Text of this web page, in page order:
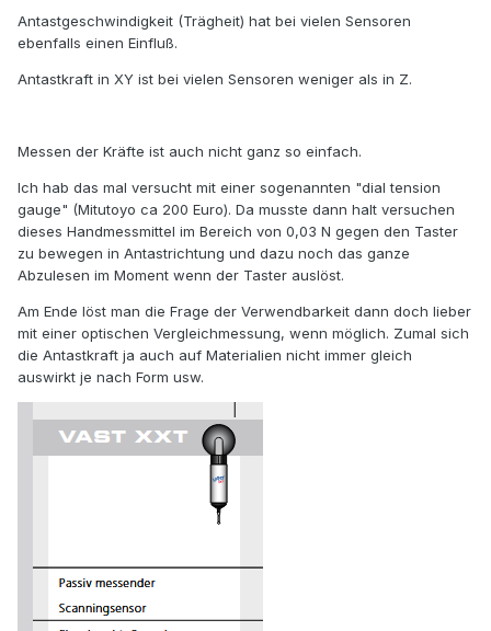
Antastgeschwindigkeit (Trägheit) hat bei vielen Sensoren
ebenfalls einen Einfluß.
Antastkraft in XY ist bei vielen Sensoren weniger als in Z.
Messen der Kräfte ist auch nicht ganz so einfach.
Ich hab das mal versucht mit einer sogenannten "dial tension
gauge" (Mitutoyo ca 200 Euro). Da musste dann halt versuchen
dieses Handmessmittel im Bereich von 0,03 N gegen den Taster
zu bewegen in Antastrichtung und dazu noch das ganze
Abzulesen im Moment wenn der Taster auslöst.
Am Ende löst man die Frage der Verwendbarkeit dann doch lieber
mit einer optischen Vergleichmessung, wenn möglich. Zumal sich
die Antastkraft ja auch auf Materialien nicht immer gleich
auswirkt je nach Form usw.